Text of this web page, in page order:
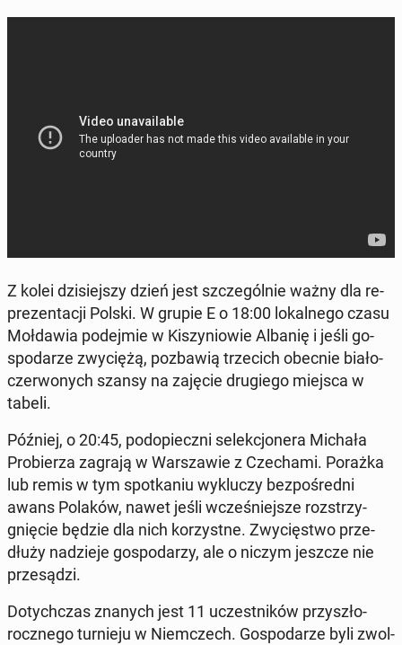
Z kolei dzi­siej­szy dzień jest szcze­gól­nie ważny dla re­
pre­zen­ta­cji Polski. W grupie E o 18:00 lo­kal­ne­go czasu
Moł­da­wia po­dej­mie w Ki­szy­nio­wie Albanię i jeśli go­
spo­da­rze zwy­cię­żą, po­zba­wią trze­cich obecnie biało-
czer­wo­nych szansy na zajęcie dru­gie­go miejsca w
tabeli.
Później, o 20:45, pod­opiecz­ni se­lek­cjo­ne­ra Michała
Pro­bie­rza zagrają w War­sza­wie z Cze­cha­mi. Porażka
lub remis w tym spo­tka­niu wy­klu­czy bez­po­śred­ni
awans Polaków, nawet jeśli wcze­śniej­sze roz­strzy­
gnię­cie będzie dla nich ko­rzyst­ne. Zwy­cię­stwo prze­
dłu­ży na­dzie­je go­spo­da­rzy, ale o niczym jeszcze nie
prze­są­dzi.
Do­tych­czas znanych jest 11 uczest­ni­ków przy­szło­
rocz­ne­go tur­nie­ju w Niem­czech. Go­spo­da­rze byli zwol­